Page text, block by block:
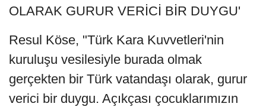
OLARAK GURUR VERİCİ BİR DUYGU'
Resul Köse, "Türk Kara Kuvvetleri'nin
kuruluşu vesilesiyle burada olmak
gerçekten bir Türk vatandaşı olarak, gurur
verici bir duygu. Açıkçası çocuklarımızın